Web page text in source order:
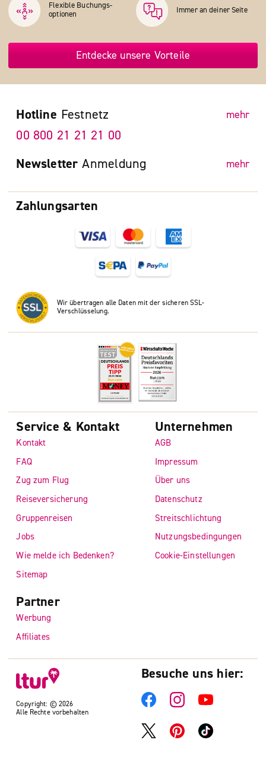
Flexible Buchungs­
optionen
Immer an deiner Seite
Entdecke unsere Vorteile
Zahlungsarten
Wir übertragen alle Daten mit der sicheren SSL-
Verschlüsselung.
Hotline Festnetz mehr
00 800 21 21 21 00
Newsletter Anmeldung mehr
Copyright: © 2026
Alle Rechte vorbehalten
Service & Kontakt
Kontakt
FAQ
Zug zum Flug
Reiseversicherung
Gruppenreisen
Jobs
Wie melde ich Bedenken?
Sitemap
Unternehmen
AGB
Impressum
Über uns
Datenschutz
Streitschlichtung
Nutzungsbedingungen
Cookie-Einstellungen
Partner
Werbung
Affiliates
Besuche uns hier: